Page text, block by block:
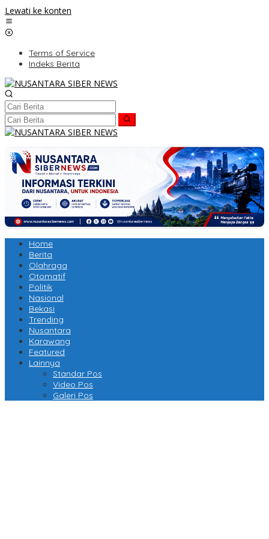
Lewati ke konten
Terms of Service
Indeks Berita
Home
Berita
Olahraga
Otomatif
Politik
Nasional
Bekasi
Trending
Nusantara
Karawang
Featured
Lainnya
Standar Pos
Video Pos
Galeri Pos